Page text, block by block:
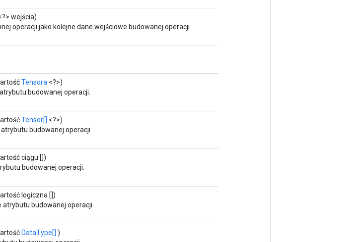
wejścia)
operacji jako kolejne dane wejściowe budowanej operacji.
Tensora <?>)
budowanej operacji.
Tensor[] <?>)
budowanej operacji.
ciągu [])
budowanej operacji.
logiczna [])
budowanej operacji.
DataType[] )